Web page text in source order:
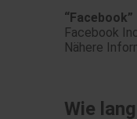
“Facebook”
Facebook
Nähere
Wie